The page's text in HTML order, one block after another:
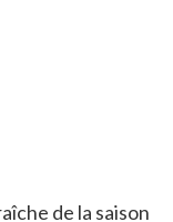
de la saison